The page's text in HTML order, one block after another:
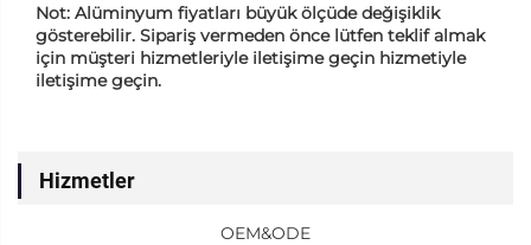
Not: Alüminyum fiyatları büyük ölçüde değişiklik
gösterebilir. Sipariş vermeden önce lütfen teklif almak
için müşteri hizmetleriyle iletişime geçin hizmetiyle
iletişime geçin.
Hizmetler
OEM&ODE